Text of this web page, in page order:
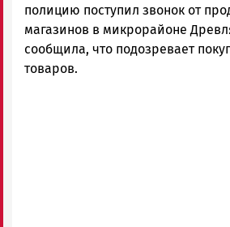
Карелии
|
Петрозаводск
ГОВОРИТ
полицию поступил звонок от
магазинов в микрорайоне
сообщила, что подозревает
товаров.